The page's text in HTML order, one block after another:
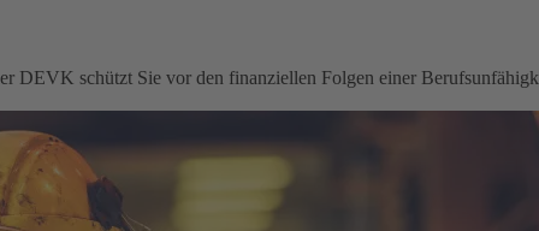
DEVK schützt Sie vor den finanziellen Folgen einer